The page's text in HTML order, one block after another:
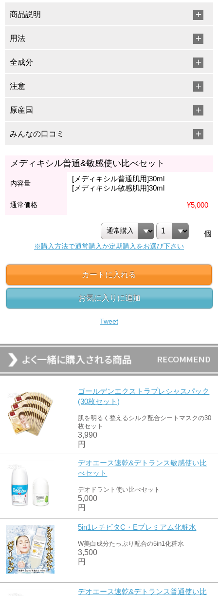
商品説明
用法
全成分
注意
原産国
みんなの口コミ
メディキシル普通&敏感使い比べセット
内容量
[メディキシル普通肌用]30ml
[メディキシル敏感肌用]30ml
通常価格 ¥5,000
個
※購入方法で通常購入か定期購入をお選び下さい
カートに入れる
お気に入りに追加
Tweet
ゴールデンエクストラプレシャスパック
(30枚セット)
肌を明るく整えるシルク配合シートマスクの30
枚セット
3,990
円
デオエース速乾&デトランス敏感使い比
べセット
デオドラント使い比べセット
5,000
円
5in1レチビタC・Eプレミアム化粧水
W美白成分たっぷり配合の5in1化粧水
3,500
円
デオエース速乾&デトランス普通使い比